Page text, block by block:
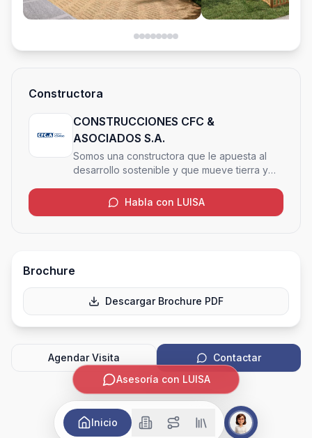
Constructora
CONSTRUCCIONES CFC &
ASOCIADOS S.A.
Somos una constructora que le apuesta al
desarrollo sostenible y que mueve tierra y
forma amigable con el medio ambiente
Habla con LUISA
Brochure
Descargar Brochure PDF
Agendar Visita
Contactar
Asesoría con LUISA
Inicio